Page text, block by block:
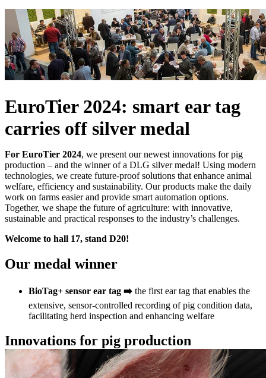
EuroTier 2024: smart ear tag
carries off silver medal
For EuroTier 2024, we present our newest innovations for pig
production – and the winner of a DLG silver medal! Using modern
technologies, we create future-proof solutions that enhance animal
welfare, efficiency and sustainability. Our products make the daily
work on farms easier and provide smart automation options.
Together, we shape the future of agriculture: with innovative,
sustainable and practical responses to the industry’s challenges.
Welcome to hall 17, stand D20!
Our medal winner
BioTag+ sensor ear tag ➡️ the first ear tag that enables the
extensive, sensor-controlled recording of pig condition data,
facilitating herd inspection and enhancing welfare
Innovations for pig production